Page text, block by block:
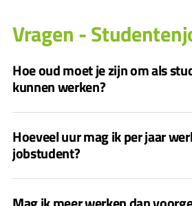
Vragen -
Hoe oud moet je zijn om als
kunnen werken?
Hoeveel uur mag ik per jaar
jobstudent?